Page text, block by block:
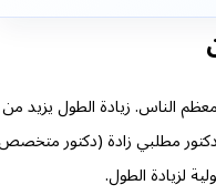
الناس. زيادة الطول يزيد من
مطلبي زادة (دكتور متخصص
لزيادة الطول.